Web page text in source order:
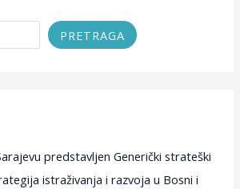
PRETRAGA
predstavljen Generički strateški
istraživanja i razvoja u Bosni i